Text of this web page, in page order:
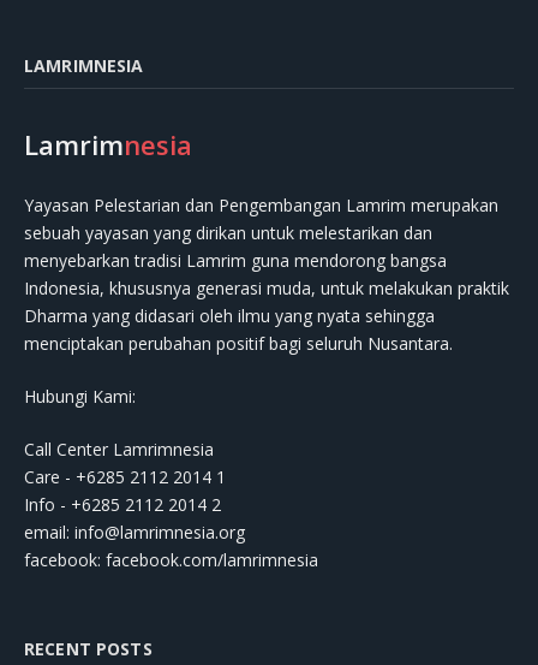
LAMRIMNESIA
Lamrimnesia
Yayasan Pelestarian dan Pengembangan Lamrim merupakan
sebuah yayasan yang dirikan untuk melestarikan dan
menyebarkan tradisi Lamrim guna mendorong bangsa
Indonesia, khususnya generasi muda, untuk melakukan praktik
Dharma yang didasari oleh ilmu yang nyata sehingga
menciptakan perubahan positif bagi seluruh Nusantara.
Hubungi Kami:
Call Center Lamrimnesia
Care - +6285 2112 2014 1
Info - +6285 2112 2014 2
email: info@lamrimnesia.org
facebook: facebook.com/lamrimnesia
RECENT POSTS